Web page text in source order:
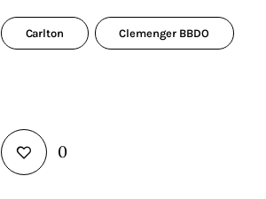
Carlton Clemenger BBDO
0